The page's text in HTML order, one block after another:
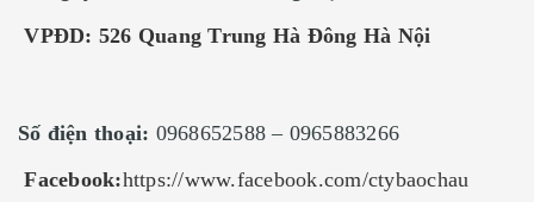
VPĐD: 526 Quang Trung Hà Đông Hà Nội
Số điện thoại: 0968652588 – 0965883266
Facebook:https://www.facebook.com/ctybaochau